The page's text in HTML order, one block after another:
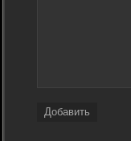
Добавить